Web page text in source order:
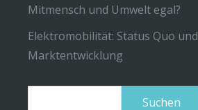
Mitmensch und Umwelt egal?
Elektromobilität: Status Quo und
Marktentwicklung